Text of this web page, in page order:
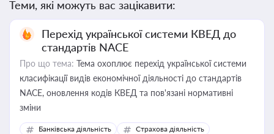
Теми, які можуть вас зацікавити:
Перехід української системи КВЕД до
стандартів NACE
Про що тема: Тема охоплює перехід української системи
класифікації видів економічної діяльності до стандартів
NACE, оновлення кодів КВЕД та пов'язані нормативні
зміни
Банківська діяльність
Страхова діяльність